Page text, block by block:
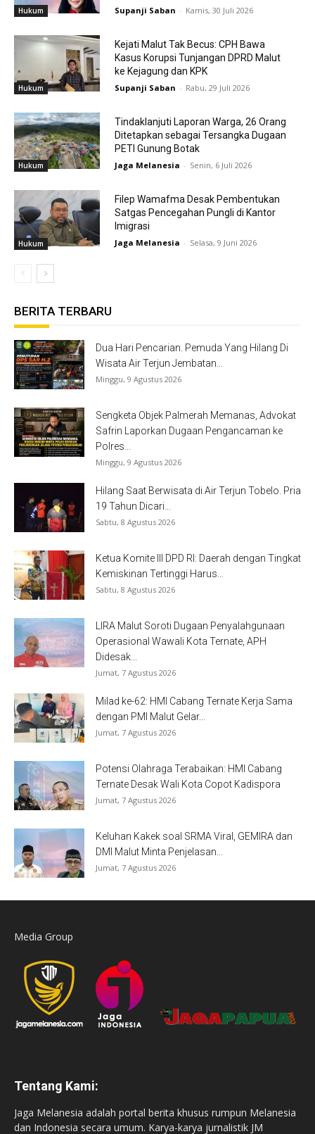
Hukum Supanji Saban - Kamis, 30 Juli 2026
Hukum
Kejati Malut Tak Becus: CPH Bawa
Kasus Korupsi Tunjangan DPRD Malut
ke Kejagung dan KPK
Supanji Saban - Rabu, 29 Juli 2026
Hukum
Tindaklanjuti Laporan Warga, 26 Orang
Ditetapkan sebagai Tersangka Dugaan
PETI Gunung Botak
Jaga Melanesia - Senin, 6 Juli 2026
Hukum
Filep Wamafma Desak Pembentukan
Satgas Pencegahan Pungli di Kantor
Imigrasi
Jaga Melanesia - Selasa, 9 Juni 2026
BERITA TERBARU
Dua Hari Pencarian. Pemuda Yang Hilang Di
Wisata Air Terjun Jembatan...
Minggu, 9 Agustus 2026
Sengketa Objek Palmerah Memanas, Advokat
Safrin Laporkan Dugaan Pengancaman ke
Polres...
Minggu, 9 Agustus 2026
Hilang Saat Berwisata di Air Terjun Tobelo. Pria
19 Tahun Dicari...
Sabtu, 8 Agustus 2026
Ketua Komite III DPD RI: Daerah dengan Tingkat
Kemiskinan Tertinggi Harus...
Sabtu, 8 Agustus 2026
LIRA Malut Soroti Dugaan Penyalahgunaan
Operasional Wawali Kota Ternate, APH
Didesak...
Jumat, 7 Agustus 2026
Milad ke-62: HMI Cabang Ternate Kerja Sama
dengan PMI Malut Gelar...
Jumat, 7 Agustus 2026
Potensi Olahraga Terabaikan: HMI Cabang
Ternate Desak Wali Kota Copot Kadispora
Jumat, 7 Agustus 2026
Keluhan Kakek soal SRMA Viral, GEMIRA dan
DMI Malut Minta Penjelasan...
Jumat, 7 Agustus 2026
Media Group
Tentang Kami:
Jaga Melanesia adalah portal berita khusus rumpun Melanesia
dan Indonesia secara umum. Karya-karya jurnalistik JM